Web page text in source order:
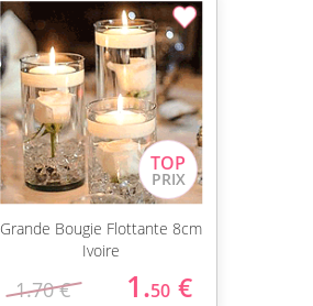
Grande Bougie Flottante 8cm
Ivoire
1.70 € 1.50 €